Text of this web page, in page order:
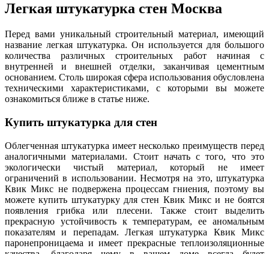
Легкая штукатурка стен Москва
Перед вами уникальный строительный материал, имеющий
название легкая штукатурка. Он используется для большого
количества различных строительных работ начиная с
внутренней и внешней отделки, заканчивая цементным
основанием. Столь широкая сфера использования обусловлена
техническими характеристиками, с которыми вы можете
ознакомиться ближе в статье ниже.
Купить штукатурка для стен
Облегченная штукатурка имеет несколько преимуществ перед
аналогичными материалами. Стоит начать с того, что это
экологически чистый материал, который не имеет
ограничений в использовании. Несмотря на это, штукатурка
Квик Микс не подвержена процессам гниения, поэтому вы
можете купить штукатурку для стен Квик Микс и не боятся
появления грибка или плесени. Также стоит выделить
прекрасную устойчивость к температурам, ее аномальным
показателям и перепадам. Легкая штукатурка Квик Микс
паронепроницаема и имеет прекрасные теплоизоляционные